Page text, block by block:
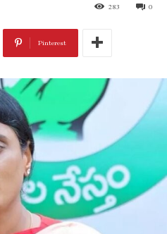
0
283
Pinterest